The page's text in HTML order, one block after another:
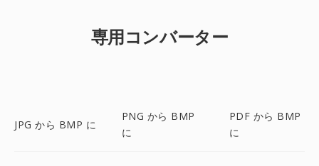
専用コンバーター
JPG から BMP に
PNG から BMP
に
PDF から BMP
に